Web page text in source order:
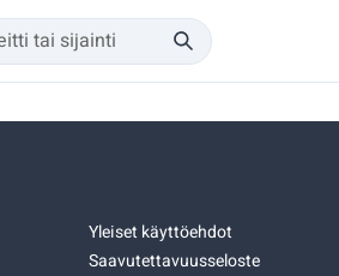
Yleiset käyttöehdot
Saavutettavuusseloste